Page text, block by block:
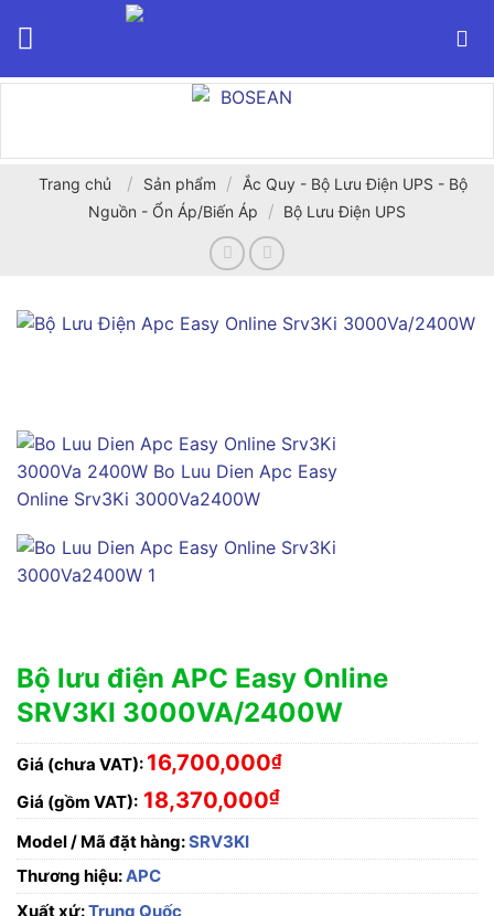
Trang chủ / Sản phẩm /
Ắc Quy - Bộ Lưu Điện UPS - Bộ
Nguồn - Ổn Áp/Biến Áp
/ Bộ Lưu Điện UPS
Bộ lưu điện APC Easy Online
SRV3KI 3000VA/2400W
Giá (chưa VAT): 16,700,000₫
Giá (gồm VAT): 18,370,000₫
Model / Mã đặt hàng:SRV3KI
Thương hiệu:APC
Xuất xứ:Trung Quốc